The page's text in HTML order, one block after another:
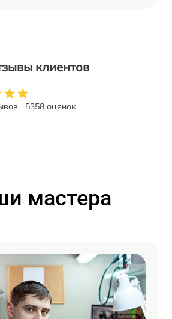
клиентов
5358 оценок
мастера